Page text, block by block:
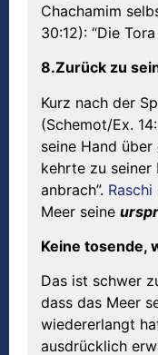
Chachamim
30:12): “Die
8.Zurück zu
Kurz nach der
(Schemot/Ex.
seine Hand
kehrte zu seiner
anbrach”. Raschi
Meer seine urspr
Keine tosende,
Das ist schwer
dass das Meer
wiedererlangt
ausdrücklich